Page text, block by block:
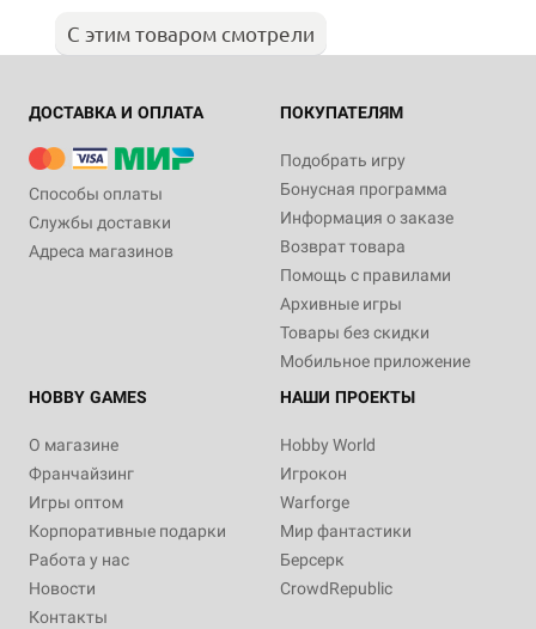
С этим товаром смотрели
ДОСТАВКА И ОПЛАТА
Способы оплаты
Службы доставки
Адреса магазинов
ПОКУПАТЕЛЯМ
Подобрать игру
Бонусная программа
Информация о заказе
Возврат товара
Помощь с правилами
Архивные игры
Товары без скидки
Мобильное приложение
HOBBY GAMES
О магазине
Франчайзинг
Игры оптом
Корпоративные подарки
Работа у нас
Новости
Контакты
НАШИ ПРОЕКТЫ
Hobby World
Игрокон
Warforge
Мир фантастики
Берсерк
CrowdRepublic